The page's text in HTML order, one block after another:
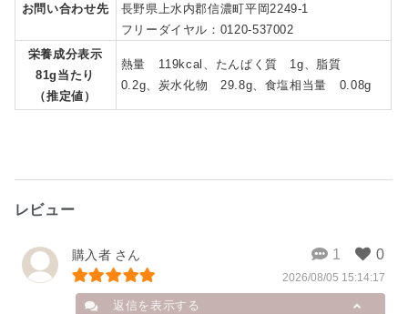
お問い合わせ先
長野県上水内郡信濃町平岡2249-1
フリーダイヤル：0120-537002
栄養成分表示
81g当たり
（推定値）
熱量 119kcal、たんぱく質 1g、脂質
0.2g、炭水化物 29.8g、食塩相当量 0.08g
レビュー
購入者
2026/08/05 15:14:17
返信を表示する